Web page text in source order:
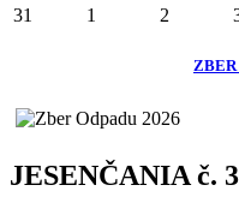
31
1 2
ZBER
JESENČANIA č.